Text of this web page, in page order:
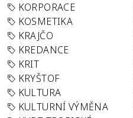
KORPORACE
KOSMETIKA
KRAJČO
KREDANCE
KRIT
KRYŠTOF
KULTURA
KULTURNÍ VÝMĚNA